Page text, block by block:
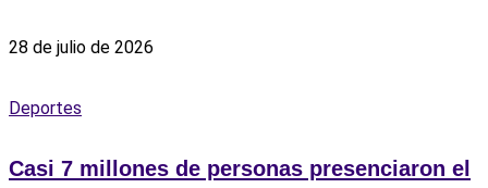
28 de julio de 2026
Deportes
Casi 7 millones de personas presenciaron el